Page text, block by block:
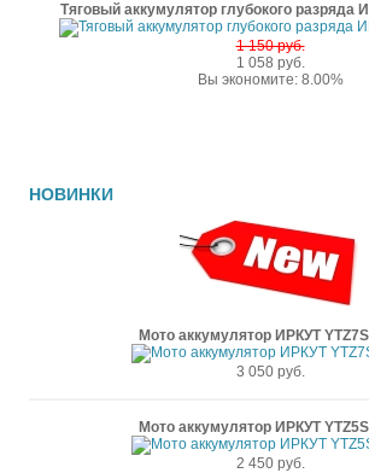
Тяговый аккумулятор глубокого разряда
1 150 руб.
1 058 руб.
Вы экономите: 8.00%
НОВИНКИ
Мото аккумулятор ИРКУТ
3 050 руб.
Мото аккумулятор ИРКУТ
2 450 руб.